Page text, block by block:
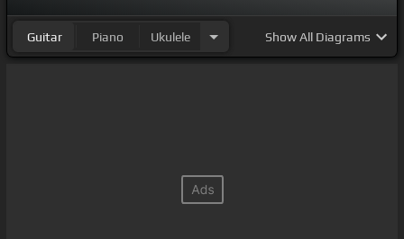
Guitar Piano Ukulele ShowAll Diagrams